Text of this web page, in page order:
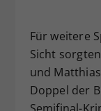
Für weitere
Sicht
und
Doppel der